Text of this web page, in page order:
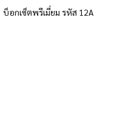
บ็อกเซ็ตพรีเมี่ยม รหัส 12A